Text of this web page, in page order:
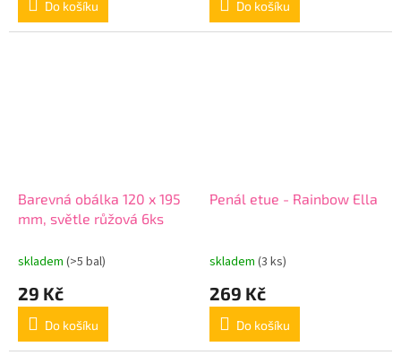
Do košíku Do košíku
Barevná obálka 120 x 195
mm, světle růžová 6ks
skladem (>5 bal)
29 Kč
Do košíku
Penál etue - Rainbow Ella
skladem (3 ks)
269 Kč
Do košíku